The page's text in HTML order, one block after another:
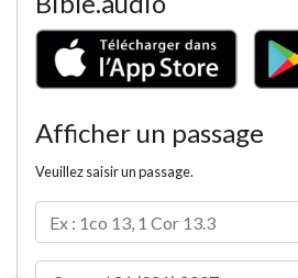
Afficher un passage
Veuillez saisir un passage.